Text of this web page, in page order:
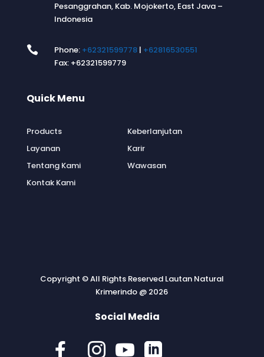
Pesanggrahan, Kab. Mojokerto, East Java –
Indonesia
 Phone: +62321599778| +62816530551
Fax: +62321599779
Quick Menu
Products
Layanan
Tentang Kami
Kontak Kami
Keberlanjutan
Karir
Wawasan
Copyright © All Rights Reserved Lautan Natural
Krimerindo @ 2026
Social Media
   